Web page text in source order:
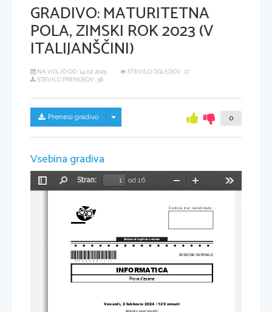
GRADIVO:MATURITETNA
POLA, ZIMSKI ROK 2023 (V
ITALIJANŠČINI)
NA VOLJO OD: 14.02.2025
ŠTEVILO OGLEDOV: 17
ŠTEVILO PRENOSOV: 56
Prenesi gradivo Skrij/prikaži meni 0
Vsebina gradiva
Preklopi
Stran:
od 16
Pomanjšaj
Venerdì, 2 febbraio 2024 / 120 minuti
Materiali e sussidi consentiti:
SESSIONE INVERNALE
Prova d'esame
INFORMATICA
Državni izpitni center
Codice del candidato :